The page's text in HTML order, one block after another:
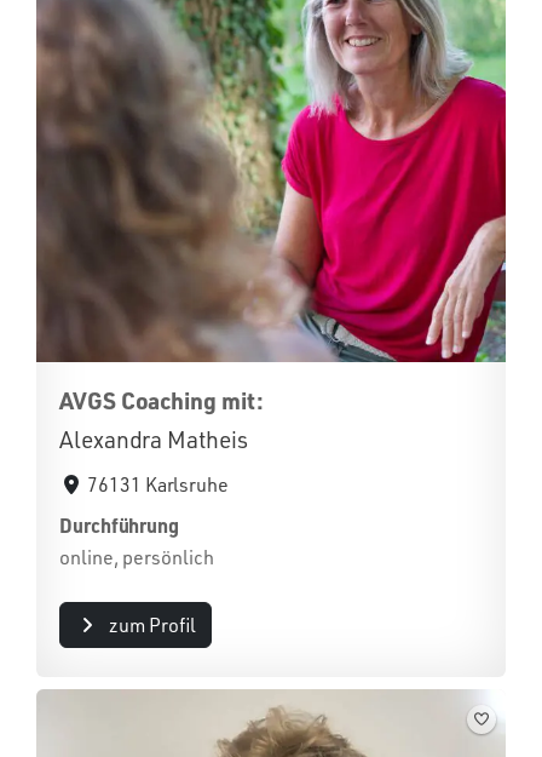
AVGS Coaching mit:
Alexandra Matheis
76131 Karlsruhe
Durchführung
online, persönlich
zum Profil